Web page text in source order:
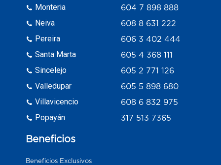
Monteria
Neiva
Pereira
Santa Marta
Sincelejo
Valledupar
Villavicencio
Popayán
604 7 898 888
608 8 631 222
606 3 402 444
605 4 368 111
605 2 771 126
605 5 898 680
608 6 832 975
317 513 7365
Beneficios
Beneficios Exclusivos